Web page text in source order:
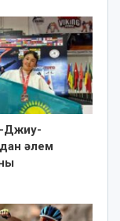
Джиу-
әлем